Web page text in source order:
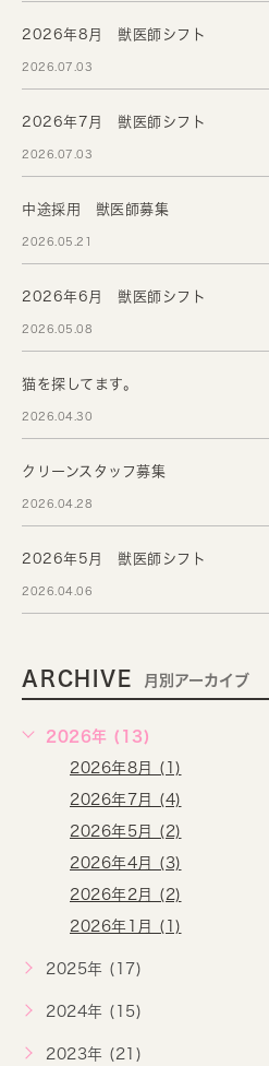
2026年8月 獣医師シフト
2026.07.03
2026年7月 獣医師シフト
2026.07.03
中途採用 獣医師募集
2026.05.21
2026年6月 獣医師シフト
2026.05.08
猫を探してます。
2026.04.30
クリーンスタッフ募集
2026.04.28
2026年5月 獣医師シフト
2026.04.06
ARCHIVE 月別アーカイブ
2026年 (13)
2026年8月 (1)
2026年7月 (4)
2026年5月 (2)
2026年4月 (3)
2026年2月 (2)
2026年1月 (1)
2025年 (17)
2024年 (15)
2023年 (21)